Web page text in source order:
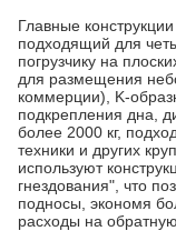
Главные
подходящий для
погрузчику на
для размещения
коммерции), K-
подкрепления дна,
более 2000 кг,
техники и других
используют
гнездования", что
подносы, экономя
расходы на